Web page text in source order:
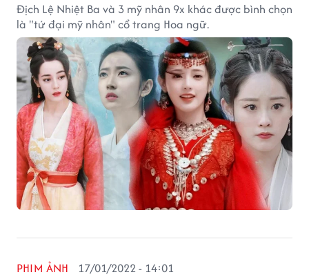
Địch Lệ Nhiệt Ba và 3 mỹ nhân 9x khác được bình chọn
là "tứ đại mỹ nhân" cổ trang Hoa ngữ.
PHIM ẢNH 17/01/2022 - 14:01